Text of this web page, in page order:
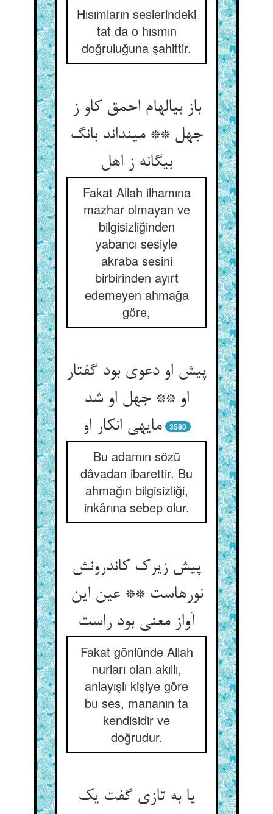
Hısımların seslerindeki
tat da o hısmın
doğruluğuna şahittir.
باز بی‏الهام احمق کاو ز
جهل ** می‏نداند بانگ
بیگانه ز اهل‏
Fakat Allah ilhamına
mazhar olmayan ve
bilgisizliğinden
yabancı sesiyle
akraba sesini
birbirinden ayırt
edemeyen ahmağa
göre,
پیش او دعوی بود گفتار
او ** جهل او شد
مایه‏ی انکار او
3580
Bu adamın sözü
dâvadan ibarettir. Bu
ahmağın bilgisizliği,
inkârına sebep olur.
پیش زیرک کاندرونش
نورهاست ** عین این
آواز معنی بود راست‏
Fakat gönlünde Allah
nurları olan akıllı,
anlayışlı kişiye göre
bu ses, mananın ta
kendisidir ve
doğrudur.
یا به تازی گفت یک